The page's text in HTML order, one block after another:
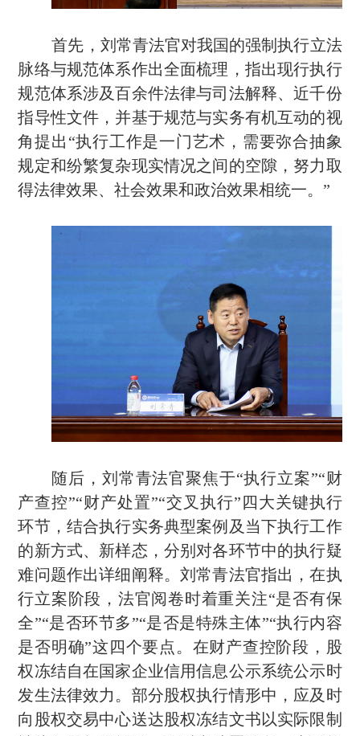
首先 ， 刘常青法官对我国的强制执行立法
脉络与规范体系作出全面梳理， 指出现行执行
规范体系涉及百余件法律与司法解释、近千份
指导性文件，并基于规范与实务有机互动的视
角提出 “执行工作是一门艺术，需要弥合抽象
规定和纷繁复杂现实情况之间的空隙，努力取
得法律效果、社会效果和政治效果相统一。”
随后， 刘常青法官聚焦于“执行立案”“财
产查控”“财产处置”“交叉执行”四大关键执行
环节，结合执行实务典型案例及当下执行工作
的新方式、新样态 ， 分别对各环节中的执行疑
难问题作出详细阐释。刘常青法官指出，在执
行立案阶段，法官阅卷时着重关注“是否有保
全”“是否环节多”“是否是特殊主体”“执行内容
是否明确”这四个要点。在财产查控阶段，股
权冻结自在国家企业信用信息公示系统公示时
发生法律效力。部分股权执行情形中，应及时
向股权交易中心送达股权冻结文书以实际限制